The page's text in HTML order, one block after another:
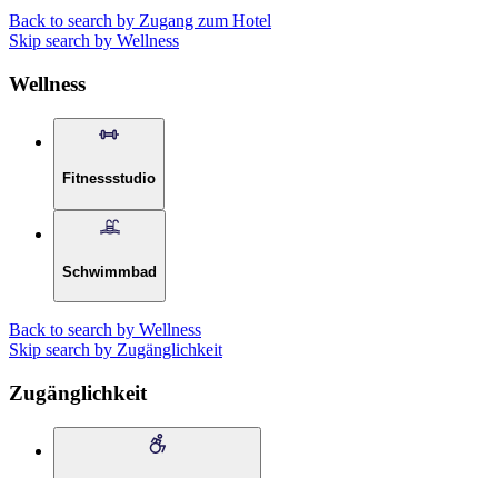
Back to search by Zugang zum Hotel
Skip search by Wellness
Wellness
Fitnessstudio
Schwimmbad
Back to search by Wellness
Skip search by Zugänglichkeit
Zugänglichkeit